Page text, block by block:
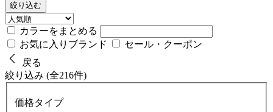
絞り込む
カラーをまとめる
お気に入りブランド
セール・クーポン
戻る
絞り込み (全216件)
価格タイプ